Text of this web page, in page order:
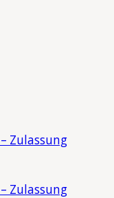
Zulassung
Zulassung